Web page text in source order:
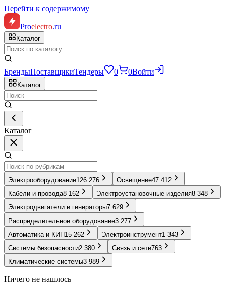
Перейти к содержимому
Proelectro.ru
Каталог
БрендыПоставщикиТендеры 0 0Войти
Каталог
Каталог
Электрооборудование126 276 Освещение47 412
Кабели и провода8 162 Электроустановочные изделия8 348
Электродвигатели и генераторы7 629
Распределительное оборудование3 277
Автоматика и КИП 15 262 Электроинструмент1 343
Системы безопасности2 380 Связь и сети763
Климатические системы3 989
Ничего не нашлось